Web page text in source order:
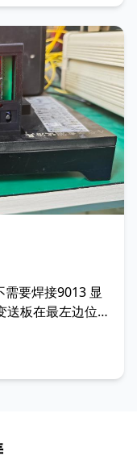
要焊接9013 显
板在最左边位置
1 实物图片